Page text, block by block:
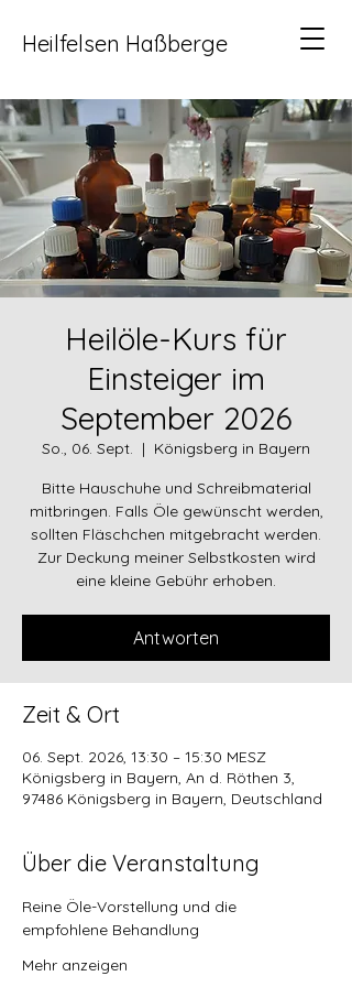
Heilfelsen Haßberge
Heilöle-Kurs für
Einsteiger im
September 2026
So., 06. Sept.
  |
Königsberg in Bayern
Bitte Hauschuhe und Schreibmaterial
mitbringen. Falls Öle gewünscht werden,
sollten Fläschchen mitgebracht werden.
Zur Deckung meiner Selbstkosten wird
eine kleine Gebühr erhoben.
Antworten
Zeit & Ort
06. Sept. 2026, 13:30 – 15:30 MESZ
Königsberg in Bayern, An d. Röthen 3,
97486 Königsberg in Bayern, Deutschland
Über die Veranstaltung
Reine Öle-Vorstellung und die
empfohlene Behandlung
Mehr anzeigen